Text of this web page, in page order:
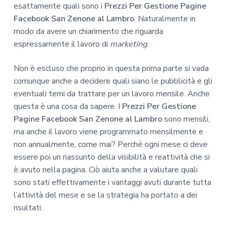
esattamente quali sono i Prezzi Per Gestione Pagine
Facebook San Zenone al Lambro. Naturalmente in
modo da avere un chiarimento che riguarda
espressamente il lavoro di marketing.
Non è escluso che proprio in questa prima parte si vada
comunque anche a decidere quali siano le pubblicità e gli
eventuali temi da trattare per un lavoro mensile. Anche
questa è una cosa da sapere. I Prezzi Per Gestione
Pagine Facebook San Zenone al Lambrosono mensili,
ma anche il lavoro viene programmato mensilmente e
non annualmente, come mai? Perché ogni mese ci deve
essere poi un riassunto della visibilità e reattività che si
è avuto nella pagina. Ciò aiuta anche a valutare quali
sono stati effettivamente i vantaggi avuti durante tutta
l’attività del mese e se la strategia ha portato a dei
risultati.